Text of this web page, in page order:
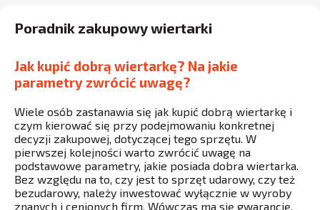
Poradnik zakupowy wiertarki
Jak kupić dobrą wiertarkę? Na jakie
parametry zwrócić uwagę?
Wiele osób zastanawia się jak kupić dobrą wiertarkę i
czym kierować się przy podejmowaniu konkretnej
decyzji zakupowej, dotyczącej tego sprzętu. W
pierwszej kolejności warto zwrócić uwagę na
podstawowe parametry, jakie posiada dobra wiertarka.
Bez względu na to, czy jest to sprzęt udarowy, czy też
bezudarowy, należy inwestować wyłącznie w wyroby
znanych i cenionych firm. Wówczas ma się gwarancję,